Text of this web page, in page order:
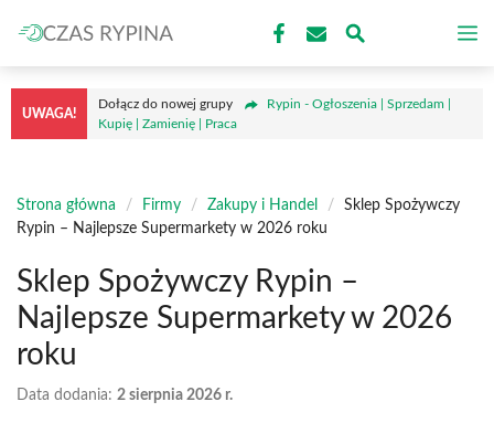
do
treści
UWAGA!
Dołącz do nowej grupy
Rypin - Ogłoszenia | Sprzedam |
Kupię | Zamienię | Praca
Strona główna / Firmy / Zakupy i Handel /
Sklep Spożywczy
Rypin – Najlepsze Supermarkety w 2026 roku
Sklep Spożywczy Rypin –
Najlepsze Supermarkety w 2026
roku
Data dodania: 2 sierpnia 2026 r.